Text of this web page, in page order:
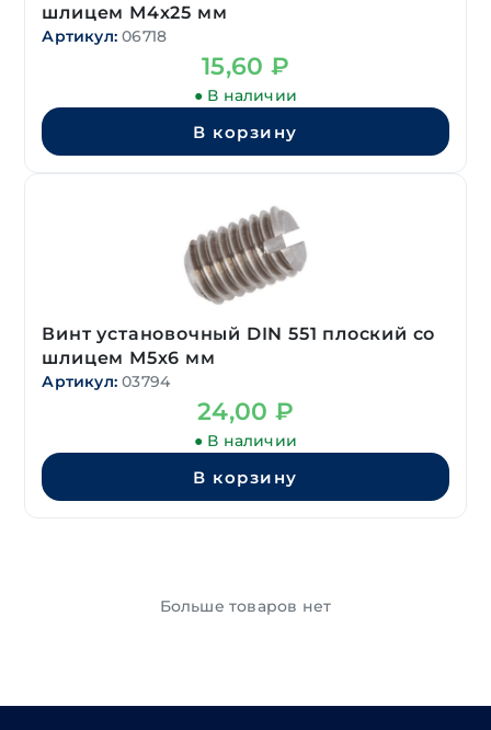
шлицем М4х25 мм
Артикул: 06718
15,60 ₽
● В наличии
В корзину
Винт установочный DIN 551 плоский со
шлицем М5х6 мм
Артикул: 03794
24,00 ₽
● В наличии
В корзину
Больше товаров нет